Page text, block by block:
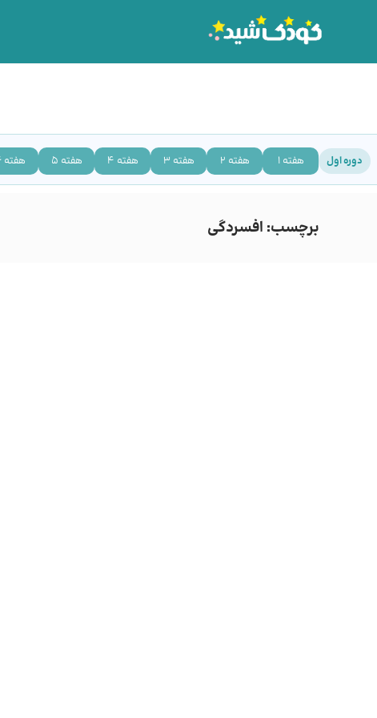
دوره اول هفته 1 هفته 2 هفته 3 هفته 4 هفته 5 هفته 6
برچسب: افسردگی